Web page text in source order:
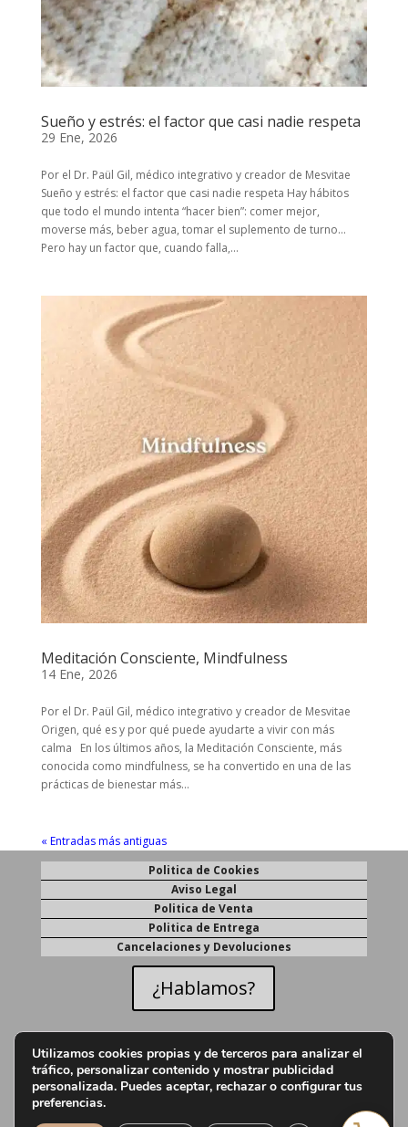
Sueño y estrés: el factor que casi nadie respeta
29 Ene, 2026
Por el Dr. Paül Gil, médico integrativo y creador de Mesvitae
Sueño y estrés: el factor que casi nadie respeta Hay hábitos
que todo el mundo intenta “hacer bien”: comer mejor,
moverse más, beber agua, tomar el suplemento de turno…
Pero hay un factor que, cuando falla,...
Meditación Consciente, Mindfulness
14 Ene, 2026
Por el Dr. Paül Gil, médico integrativo y creador de Mesvitae
Origen, qué es y por qué puede ayudarte a vivir con más
calma En los últimos años, la Meditación Consciente, más
conocida como mindfulness, se ha convertido en una de las
prácticas de bienestar más...
« Entradas más antiguas
Politica de Cookies
Aviso Legal
Politica de Venta
Politica de Entrega
Cancelaciones y Devoluciones
¿Hablamos?
© 2025 Mesvitae. Todos los derechos reservados.
Utilizamos cookies propias y de terceros para analizar el
tráfico, personalizar contenido y mostrar publicidad
personalizada. Puedes aceptar, rechazar o configurar tus
preferencias.